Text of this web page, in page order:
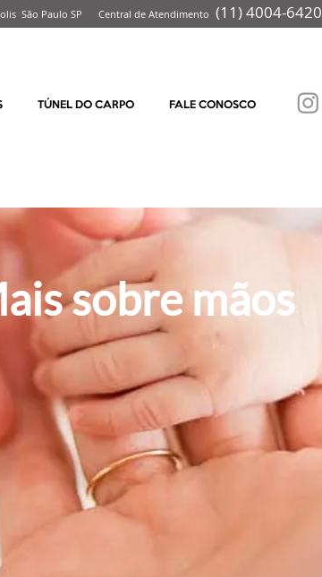
São Paulo SP Central de Atendimento (11) 4004-6420
TÚNEL DO CARPO FALE CONOSCO
sobre mãos